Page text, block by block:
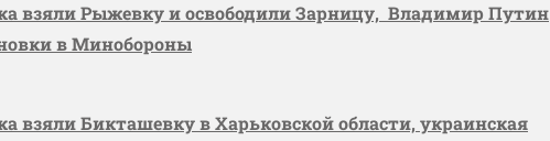
взяли Рыжевку и освободили Зарницу, Владимир Путин
в Минобороны
взяли Бикташевку в Харьковской области, украинская